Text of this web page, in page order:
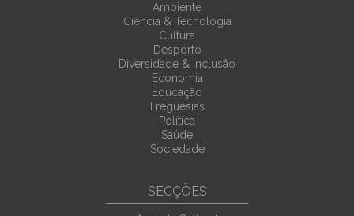
Ambiente
Ciência & Tecnologia
Cultura
Desporto
Diversidade & Inclusão
Economia
Educação
Freguesias
Política
Saúde
Sociedade
SECÇÕES